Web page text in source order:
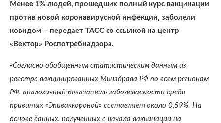
Менее 1% людей, прошедших полный курс вакцинации
против новой коронавирусной инфекции, заболели
ковидом – передает ТАСС со ссылкой на центр
«Вектор» Роспотребнадзора.
«Согласно обобщенным статистическим данным из
реестра вакцинированных Минздрава РФ по всем регионам
РФ, аналогичный показатель заболеваемости среди
привитых «Эпиваккороной» составляет около 0,59%. На
основе данных, полученных с начала вакцинации на